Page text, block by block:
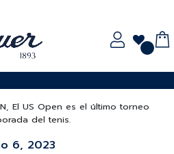
El US Open es el último torneo
del tenis.
6, 2023